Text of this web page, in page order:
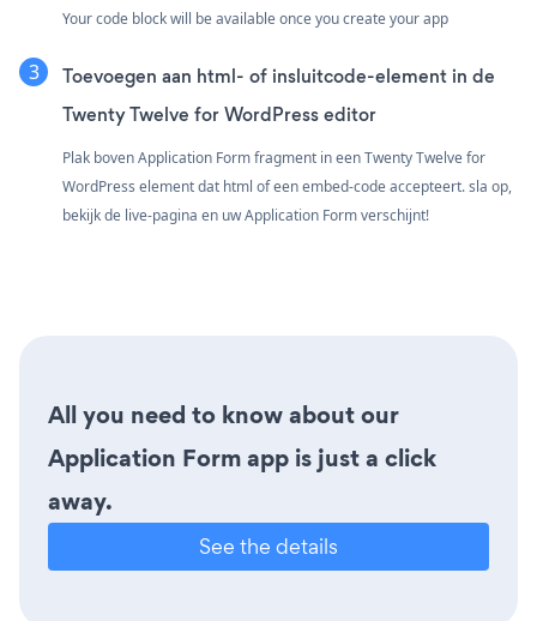
Your code block will be available once you create your app
Toevoegen aan html- of insluitcode-element in de
Twenty Twelve for WordPress editor
Plak boven Application Form fragment in een Twenty Twelve for
WordPress element dat html of een embed-code accepteert. sla op,
bekijk de live-pagina en uw Application Form verschijnt!
All you need to know about our
Application Form app is just a click
away.
See the details